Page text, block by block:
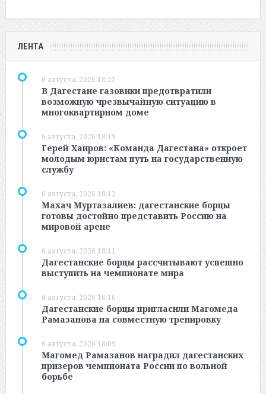
ЛЕНТА
6 августа, 2026 18:21
В Дагестане газовики предотвратили
возможную чрезвычайную ситуацию в
многоквартирном доме
6 августа, 2026 18:19
Герей Хаиров: «Команда Дагестана» откроет
молодым юристам путь на государственную
службу
6 августа, 2026 18:13
Махач Муртазалиев: дагестанские борцы
готовы достойно представить Россию на
мировой арене
6 августа, 2026 18:11
Дагестанские борцы рассчитывают успешно
выступить на чемпионате мира
6 августа, 2026 18:10
Дагестанские борцы пригласили Магомеда
Рамазанова на совместную тренировку
6 августа, 2026 18:09
Магомед Рамазанов наградил дагестанских
призеров чемпионата России по вольной
борьбе